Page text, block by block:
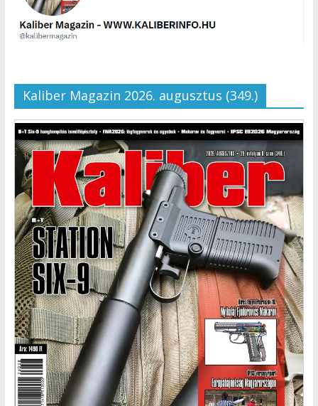
Kaliber Magazin 2026. augusztus (349.)